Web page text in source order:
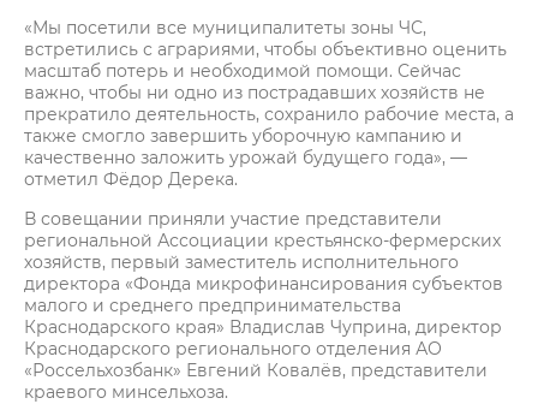
«Мы посетили все муниципалитеты зоны ЧС,
встретились с аграриями, чтобы объективно оценить
масштаб потерь и необходимой помощи. Сейчас
важно, чтобы ни одно из пострадавших хозяйств не
прекратило деятельность, сохранило рабочие места, а
также смогло завершить уборочную кампанию и
качественно заложить урожай будущего года», —
отметил Фёдор Дерека.
В совещании приняли участие представители
региональной Ассоциации крестьянско-фермерских
хозяйств, первый заместитель исполнительного
директора «Фонда микрофинансирования субъектов
малого и среднего предпринимательства
Краснодарского края» Владислав Чуприна, директор
Краснодарского регионального отделения АО
«Россельхозбанк» Евгений Ковалёв, представители
краевого минсельхоза.